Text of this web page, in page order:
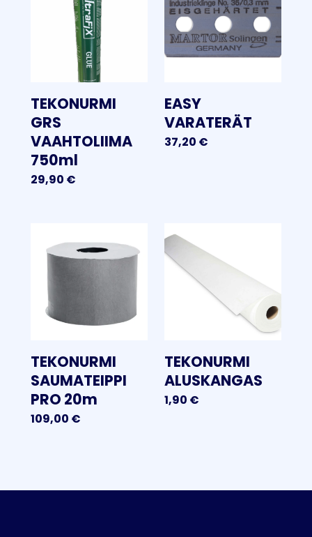
TEKONURMI
GRS
VAAHTOLIIMA
750ml
29,90€
EASY
VARATERÄT
37,20€
TEKONURMI
SAUMATEIPPI
PRO 20m
109,00€
TEKONURMI
ALUSKANGAS
1,90€